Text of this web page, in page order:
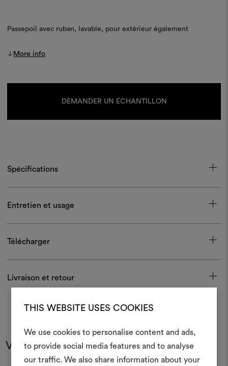
THIS WEBSITE USES COOKIES
We use cookies to personalise content and ads,
to provide social media features and to analyse
our traffic. We also share information about your
Passepoil avec ruban, lavable, pour extérieur également
More info
DEMANDER UN ÉCHANTILLON
Spécifications
Entretien et usage
Télécharger
Livraison et retour
Vous pourriez aussi aimer
Créer